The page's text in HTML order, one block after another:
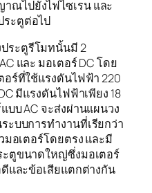
ไปยังไฟไซเรน และ
ระตูต่อไป
ระตูรีโมทนั้นมี 2
และ มอเตอร์ DC โดย
อร์ที่ใช้แรงดันไฟฟ้า 220
มีแรงดันไฟฟ้าเพียง 18
บบ AC จะส่งผ่านแผนวง
ะบบการทำงานที่เรียกว่า
มอเตอร์โดยตรง และมี
ะตูขนาดใหญ่ซึ่งมอเตอร์
ดีและข้อเสียแตกต่างกัน